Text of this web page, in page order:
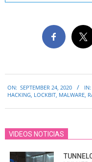
09-
ON: SEPTEMBER 24, 2020 IN:
HACKING, LOCKBIT, MALWARE,
VIDEOS NOTICIAS